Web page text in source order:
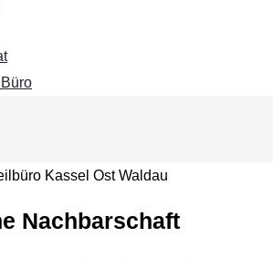
Nachbarschaft